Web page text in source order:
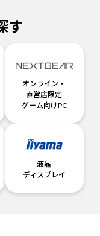
す
オンライン・
直営店限定
ゲーム向けPC
液晶
ディスプレイ